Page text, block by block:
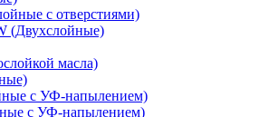
с отверстиями)
(Двухслойные)
масла)
с УФ-напылением)
с УФ-напылением)